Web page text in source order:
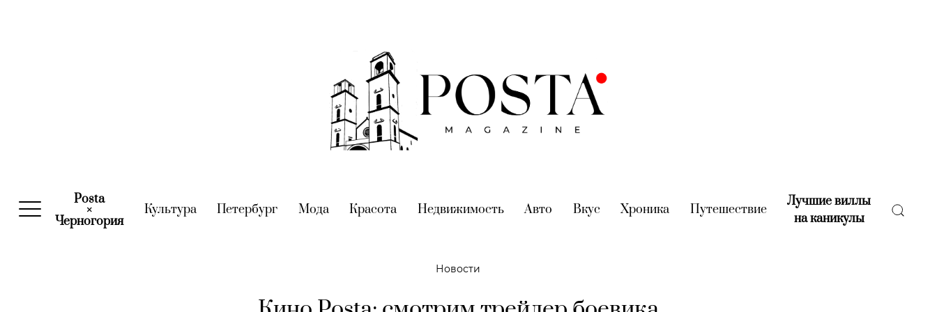
Posta
×
Черногория(current)
Культура(current)
Петербург (current)
Мода(current)
Красота (current)
Недвижимость(current)
Авто (current)
Вкус (current)
Хроника (current)
Путешествие(current)
Лучшие виллы
на каникулы(current)
Новости